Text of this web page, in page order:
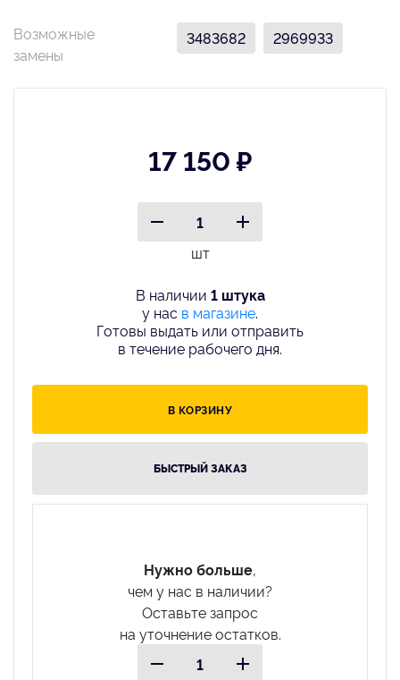
Возможные
замены
3483682 2969933
17 150 ₽
шт
В наличии 1 штука
у нас в магазине.
Готовы выдать или отправить
в течение рабочего дня.
В КОРЗИНУ
БЫСТРЫЙ ЗАКАЗ
Нужно больше,
чем у нас в наличии?
Оставьте запрос
на уточнение остатков.